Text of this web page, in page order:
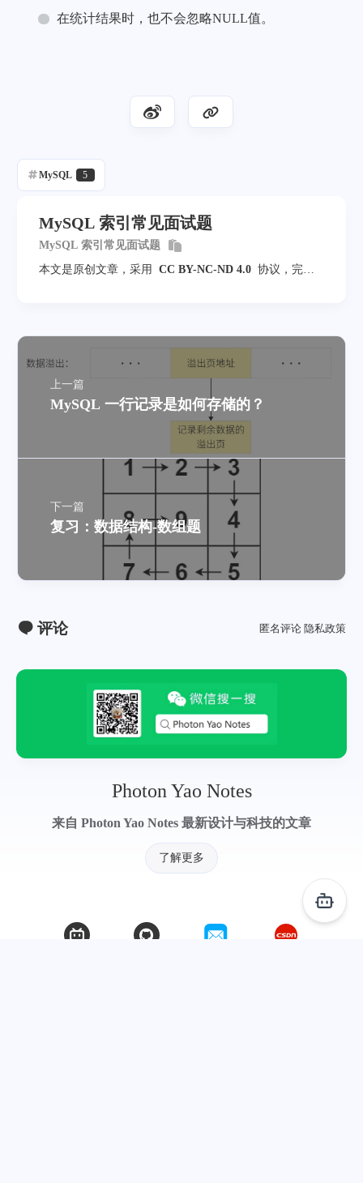
在统计结果时，也不会忽略NULL值。
MySQL 5
MySQL 索引常见面试题
MySQL 索引常见面试题
本文是原创文章，采用
CC BY-NC-ND 4.0 协议，完整
上一篇
MySQL 一行记录是如何存储的？
下一篇
复习：数据结构-数组题
评论 匿名评论 隐私政策
Photon Yao Notes
来自 Photon Yao Notes 最新设计与科技的文章
了解更多